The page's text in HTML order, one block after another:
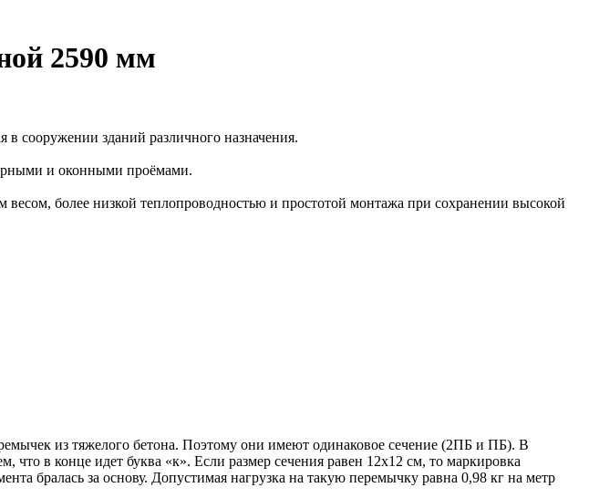
2590 мм
сооружении зданий различного назначения.
и оконными проёмами.
более низкой теплопроводностью и простотой монтажа при сохранении высокой
из тяжелого бетона. Поэтому они имеют одинаковое сечение (2ПБ и ПБ). В
в конце идет буква «к». Если размер сечения равен 12х12 см, то маркировка
бралась за основу. Допустимая нагрузка на такую перемычку равна 0,98 кг на метр